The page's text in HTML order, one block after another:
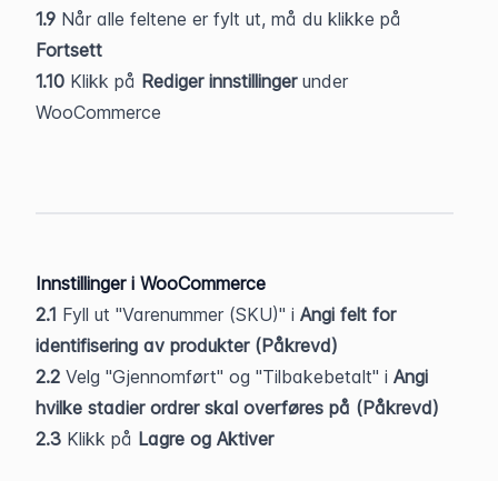
1.9
Fortsett
1.10 Klikk på Rediger innstillinger under
WooCommerce
Innstillinger i WooCommerce
2.1 Fyll ut "Varenummer (SKU)" i Angi felt for
identifisering av produkter (Påkrevd)
2.2 Velg "Gjennomført" og "Tilbakebetalt" i Angi
hvilke stadier ordrer skal overføres på (Påkrevd)
2.3 Klikk på Lagre og Aktiver